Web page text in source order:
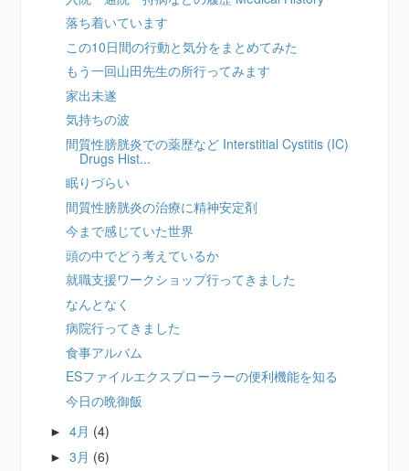
落ち着いています
この10日間の行動と気分をまとめてみた
もう一回山田先生の所行ってみます
家出未遂
気持ちの波
間質性膀胱炎での薬歴など Interstitial Cystitis (IC)
Drugs Hist...
眠りづらい
間質性膀胱炎の治療に精神安定剤
今まで感じていた世界
頭の中でどう考えているか
就職支援ワークショップ行ってきました
なんとなく
病院行ってきました
食事アルバム
ESファイルエクスプローラーの便利機能を知る
今日の晩御飯
►4月 (4)
►3月 (6)